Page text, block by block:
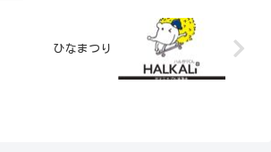
ひなまつり